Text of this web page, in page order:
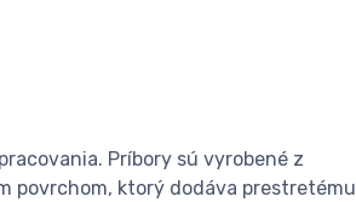
Príbory sú vyrobené z
povrchom, ktorý dodáva prestretému